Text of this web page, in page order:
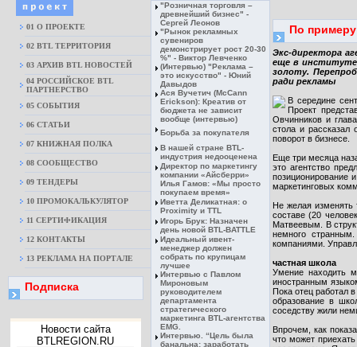
01 О ПРОЕКТЕ
02 BTL ТЕРРИТОРИЯ
03 АРХИВ BTL НОВОСТЕЙ
04 РОССИЙСКОЕ BTL
ПАРТНЕРСТВО
05 СОБЫТИЯ
06 СТАТЬИ
07 КНИЖНАЯ ПОЛКА
08 CООБЩЕСТВО
09 ТЕНДЕРЫ
10 ПРОМОКАЛЬКУЛЯТОР
11 СЕРТИФИКАЦИЯ
12 КОНТАКТЫ
13 РЕКЛАМА НА ПОРТАЛЕ
Подписка
Новости сайта
BTLREGION.RU
"Розничная торговля –
древнейший бизнес" -
Сергей Леонов
"Рынок рекламных
сувениров
демонстрирует рост 20-30
%" - Виктор Левченко
(Интервью) "Реклама –
это искусство" - Юний
Давыдов
Ася Вучетич (McCann
Erickson): Креатив от
бюджета не зависит
вообще (интервью)
Борьба за покупателя
В нашей стране BTL-
индустрия недооценена
Директор по маркетингу
компании «Айсберри»
Илья Гамов: «Мы просто
покупаем время»
Иветта Деликатная: о
Proximity и TTL
Игорь Брук: Назначен
день новой BTL-BATTLE
Идеальный ивент-
менеджер должен
собрать по крупицам
лучшее
Интервью с Павлом
Мироновым
руководителем
департамента
стратегического
маркетинга BTL-агентства
EMG.
Интервью. “Цель была
банальна: заработать
По
Экс-директора
еще в институте
золоту.
ради рекламы
В середине
Проект
Овчинников и
стола и рассказал
поворот в бизнесе.
Еще три месяца
это агентство
позиционирование
маркетинговых
Не желая изменять
составе (20
Матвеевым. В
немного
компаниями.
частная школа
Умение находить
иностранным
Пока отец работал
образование в
соседству жили
Впрочем, как
что может